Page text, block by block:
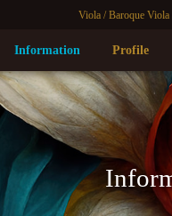
Viola / Baroque
Information Profile